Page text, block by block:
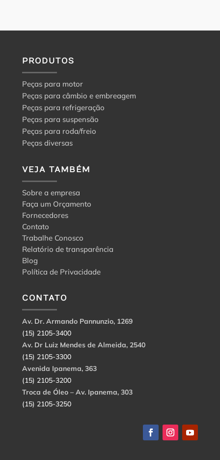
PRODUTOS
Peças para motor
Peças para câmbio e embreagem
Peças para refrigeração
Peças para suspensão
Peças para roda/freio
Peças diversas
VEJA TAMBÉM
Sobre a empresa
Faça um Orçamento
Fornecedores
Contato
Trabalhe Conosco
Relatório de transparência
Blog
Política de Privacidade
CONTATO
Av. Dr. Armando Pannunzio, 1269
(15) 2105-3400
Av. Dr Luiz Mendes de Almeida, 2540
(15) 2105-3300
Avenida Ipanema, 363
(15) 2105-3200
Troca de Óleo – Av. Ipanema, 303
(15) 2105-3250